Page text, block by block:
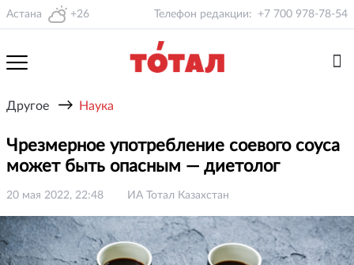
Астана +26 Телефон редакции: +7 700 978-78-54
Другое → Наука
Чрезмерное употребление соевого соуса
может быть опасным — диетолог
20 мая 2022, 22:48 ИА Тотал Казахстан